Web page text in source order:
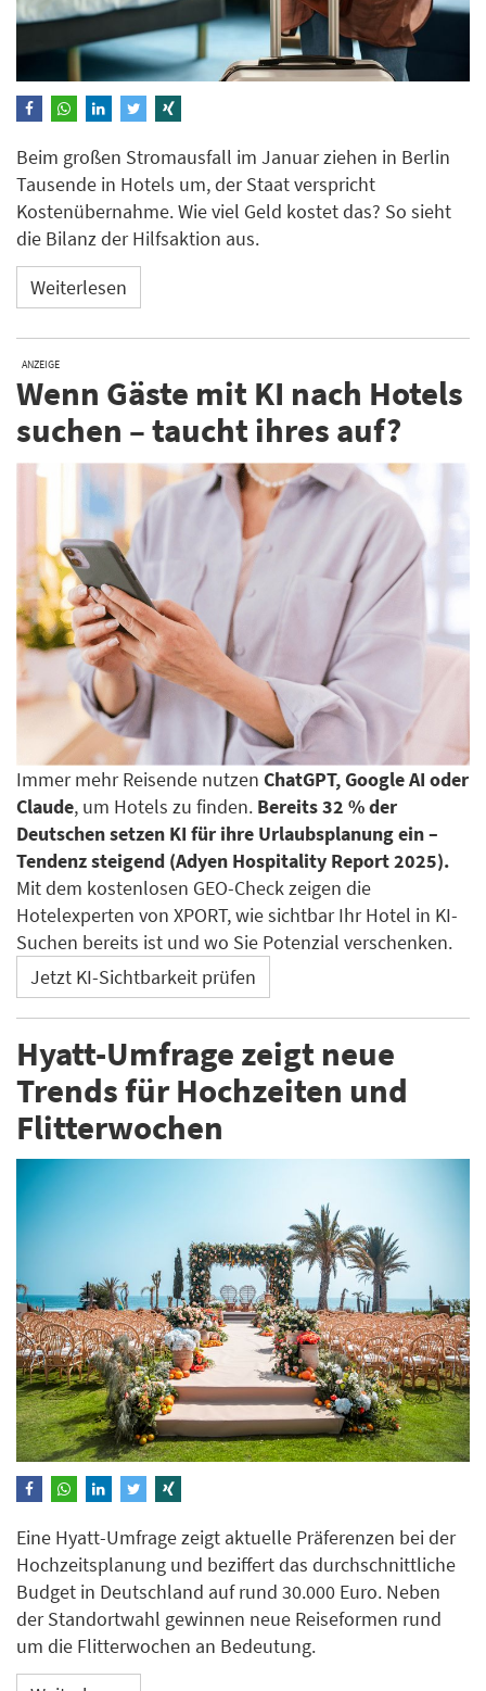
Beim großen Stromausfall im Januar ziehen in Berlin
Tausende in Hotels um, der Staat verspricht
Kostenübernahme. Wie viel Geld kostet das? So sieht
die Bilanz der Hilfsaktion aus.
Weiterlesen
ANZEIGE
Wenn Gäste mit KI nach Hotels
suchen – taucht ihres auf?
Immer mehr Reisende nutzen ChatGPT, Google AI oder
Claude, um Hotels zu finden. Bereits 32 % der
Deutschen setzen KI für ihre Urlaubsplanung ein –
Tendenz steigend (Adyen Hospitality Report 2025).
Mit dem kostenlosen GEO-Check zeigen die
Hotelexperten von XPORT, wie sichtbar Ihr Hotel in KI-
Suchen bereits ist und wo Sie Potenzial verschenken.
Jetzt KI-Sichtbarkeit prüfen
Hyatt-Umfrage zeigt neue
Trends für Hochzeiten und
Flitterwochen
Eine Hyatt-Umfrage zeigt aktuelle Präferenzen bei der
Hochzeitsplanung und beziffert das durchschnittliche
Budget in Deutschland auf rund 30.000 Euro. Neben
der Standortwahl gewinnen neue Reiseformen rund
um die Flitterwochen an Bedeutung.